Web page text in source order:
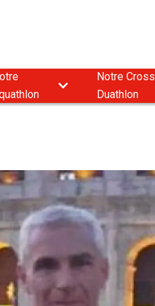
Notre Cross
Duathlon